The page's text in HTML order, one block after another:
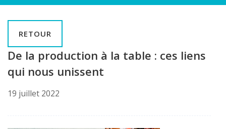
RETOUR
De la production à la table : ces liens
qui nous unissent
19 juillet 2022